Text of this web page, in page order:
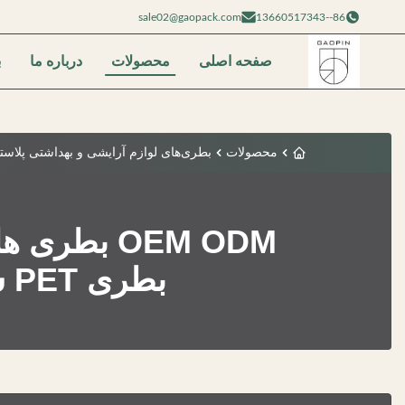
86--13660517343
sale02@gaopack.com
صفحه اصلی محصولات درباره ما
محصولات بطری‌های لوازم آرایشی و بهداشتی
بطری PET سفارشی برای بسته بندی مراقبت از پوست